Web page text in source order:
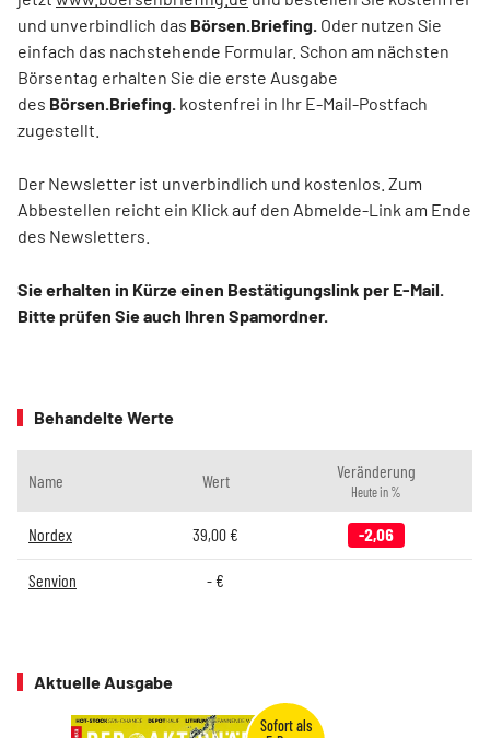
und unverbindlich das Börsen.Briefing. Oder nutzen Sie
einfach das nachstehende Formular. Schon am nächsten
Börsentag erhalten Sie die erste Ausgabe
des Börsen.Briefing. kostenfrei in Ihr E-Mail-Postfach
zugestellt.
Der Newsletter ist unverbindlich und kostenlos. Zum
Abbestellen reicht ein Klick auf den Abmelde-Link am Ende
des Newsletters.
Sie erhalten in Kürze einen Bestätigungslink per E-Mail.
Bitte prüfen Sie auch Ihren Spamordner.
Behandelte Werte
Name Wert Veränderung
Heute in %
Nordex 39,00 € -2,06
Senvion - €
Aktuelle Ausgabe